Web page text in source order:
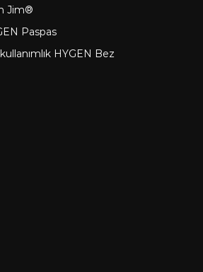
Jim®
Paspas
HYGEN Bez